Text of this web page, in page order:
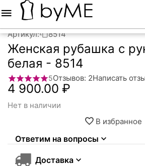
Артикул: 8514
Женская рубашка с
белая - 8514
5Отзывов: 2Написать
4 900.00 ₽
Нет в наличии
В избранное
Ответим на вопросы
Доставка
Меню Корзина